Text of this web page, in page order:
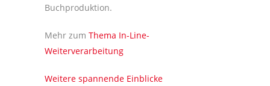
Buchproduktion.
Mehr zum Thema In-Line-
Weiterverarbeitung
Weitere spannende Einblicke